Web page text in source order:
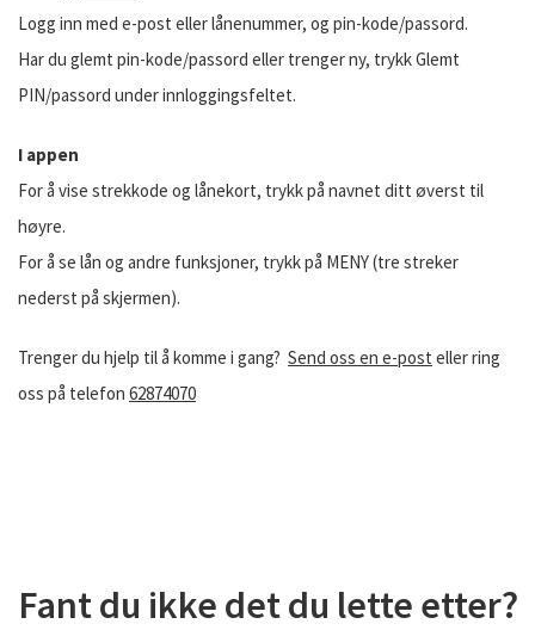
Logg inn med e-post eller lånenummer, og pin-kode/passord.
Har du glemt pin-kode/passord eller trenger ny, trykk Glemt
PIN/passord under innloggingsfeltet.
I appen
For å vise strekkode og lånekort, trykk på navnet ditt øverst til
høyre.
For å se lån og andre funksjoner, trykk på MENY (tre streker
nederst på skjermen).
Trenger du hjelp til å komme i gang? Send oss en e-post eller ring
oss på telefon 62874070
Fant du ikke det du lette etter?